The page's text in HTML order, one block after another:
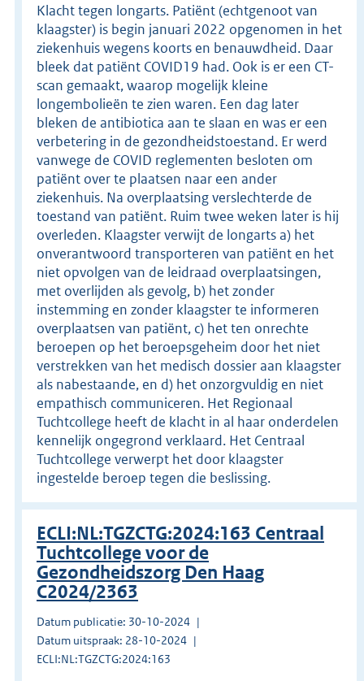
Klacht tegen longarts. Patiënt (echtgenoot van
klaagster) is begin januari 2022 opgenomen in het
ziekenhuis wegens koorts en benauwdheid. Daar
bleek dat patiënt COVID19 had. Ook is er een CT-
scan gemaakt, waarop mogelijk kleine
longembolieën te zien waren. Een dag later
bleken de antibiotica aan te slaan en was er een
verbetering in de gezondheidstoestand. Er werd
vanwege de COVID reglementen besloten om
patiënt over te plaatsen naar een ander
ziekenhuis. Na overplaatsing verslechterde de
toestand van patiënt. Ruim twee weken later is hij
overleden. Klaagster verwijt de longarts a) het
onverantwoord transporteren van patiënt en het
niet opvolgen van de leidraad overplaatsingen,
met overlijden als gevolg, b) het zonder
instemming en zonder klaagster te informeren
overplaatsen van patiënt, c) het ten onrechte
beroepen op het beroepsgeheim door het niet
verstrekken van het medisch dossier aan klaagster
als nabestaande, en d) het onzorgvuldig en niet
empathisch communiceren. Het Regionaal
Tuchtcollege heeft de klacht in al haar onderdelen
kennelijk ongegrond verklaard. Het Centraal
Tuchtcollege verwerpt het door klaagster
ingestelde beroep tegen die beslissing.
ECLI:NL:TGZCTG:2024:163 Centraal
Tuchtcollege voor de
Gezondheidszorg Den Haag
C2024/2363
Datum publicatie: 30-10-2024
Datum uitspraak: 28-10-2024
ECLI:NL:TGZCTG:2024:163